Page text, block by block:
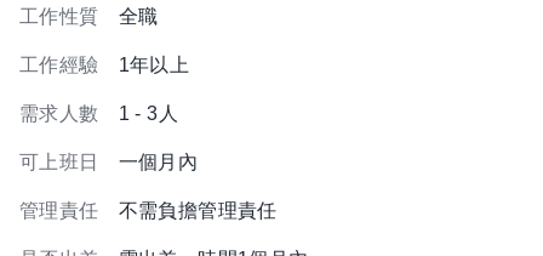
工作性質 全職
工作經驗 1年以上
需求人數 1 - 3人
可上班日 一個月內
管理責任 不需負擔管理責任